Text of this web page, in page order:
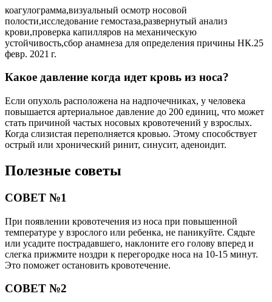
коагулограмма,визуальный осмотр носовой
полости,исследование гемостаза,развернутый анализ
крови,проверка капилляров на механическую
устойчивость,сбор анамнеза для определения причины НК.25
февр. 2021 г.
Какое давление когда идет кровь из носа?
Если опухоль расположена на надпочечниках, у человека
повышается артериальное давление до 200 единиц, что может
стать причиной частых носовых кровотечений у взрослых.
Когда слизистая переполняется кровью. Этому способствует
острый или хронический ринит, синусит, аденоидит.
Полезные советы
СОВЕТ №1
При появлении кровотечения из носа при повышенной
температуре у взрослого или ребенка, не паникуйте. Сядьте
или усадите пострадавшего, наклоните его голову вперед и
слегка прижмите ноздри к перегородке носа на 10-15 минут.
Это поможет остановить кровотечение.
СОВЕТ №2